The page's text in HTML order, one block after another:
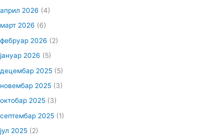
април 2026 (4)
март 2026 (6)
фебруар 2026 (2)
јануар 2026 (5)
децембар 2025 (5)
новембар 2025 (3)
октобар 2025 (3)
септембар 2025 (1)
јул 2025 (2)